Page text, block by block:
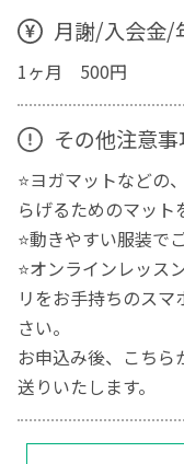
月謝/入会金/
1ヶ月 500円
その他注意
⭐️ヨガマットなどの
らげるためのマット
⭐️動きやすい服装で
⭐️オンラインレッス
リをお手持ちのス
さい。
お申込み後、こちら
送りいたします。